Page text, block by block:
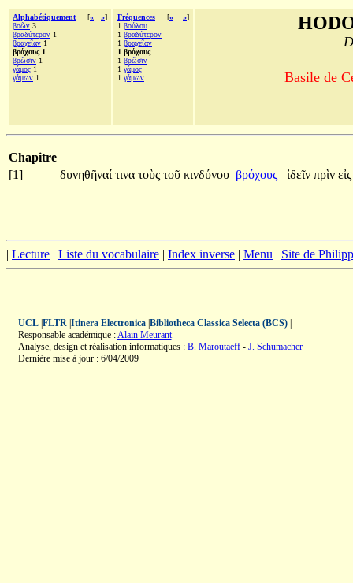
Alphabétiquement [« »]
βοῶν 3
βραδύτερον 1
βραχεῖαν 1
βρόχους 1
βρῶσιν 1
γάμος 1
γάμων 1
Fréquences [« »]
1 βούλου
1 βραδύτερον
1 βραχεῖαν
1 βρόχους
1 βρῶσιν
1 γάμος
1 γάμων Basile de
Chapitre
[1]
δυνηθῆναί τινα τοὺς τοῦ κινδύνου βρόχους ἰδεῖν πρὶν
| Lecture | Liste du vocabulaire | Index inverse | Menu | Site de
UCL| FLTR| Itinera Electronica| Bibliotheca Classica Selecta (BCS)|
Responsable académique :Alain Meurant
Analyse, design et réalisation informatiques : B. Maroutaeff- J. Schumacher
Dernière mise à jour : 6/04/2009